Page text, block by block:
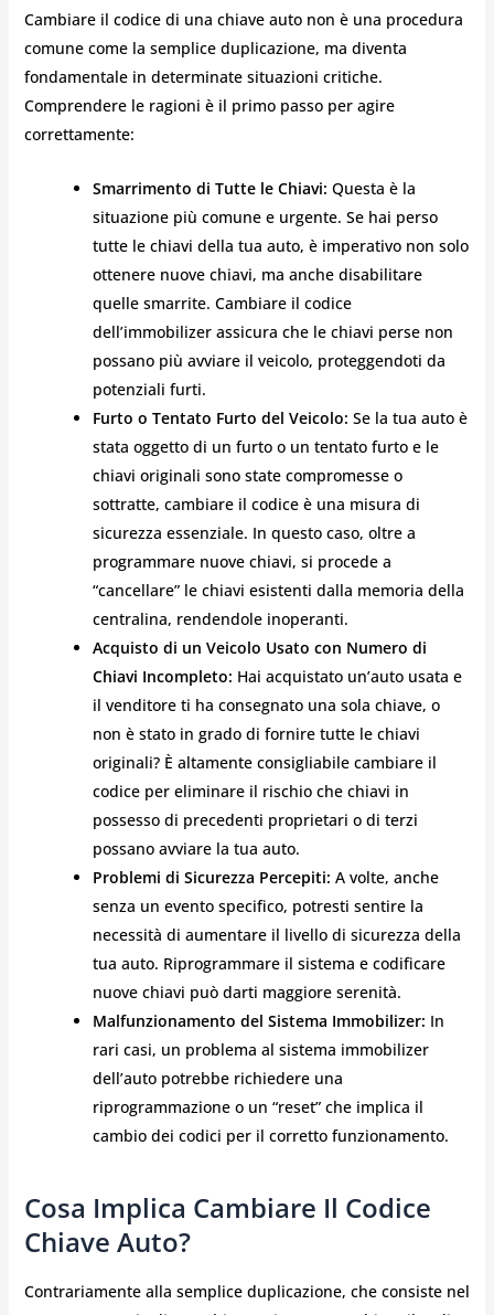
Cambiare il codice di una chiave auto non è una procedura
comune come la semplice duplicazione, ma diventa
fondamentale in determinate situazioni critiche.
Comprendere le ragioni è il primo passo per agire
correttamente:
Smarrimento di Tutte le Chiavi: Questa è la
situazione più comune e urgente. Se hai perso
tutte le chiavi della tua auto, è imperativo non solo
ottenere nuove chiavi, ma anche disabilitare
quelle smarrite. Cambiare il codice
dell’immobilizer assicura che le chiavi perse non
possano più avviare il veicolo, proteggendoti da
potenziali furti.
Furto o Tentato Furto del Veicolo: Se la tua auto è
stata oggetto di un furto o un tentato furto e le
chiavi originali sono state compromesse o
sottratte, cambiare il codice è una misura di
sicurezza essenziale. In questo caso, oltre a
programmare nuove chiavi, si procede a
“cancellare” le chiavi esistenti dalla memoria della
centralina, rendendole inoperanti.
Acquisto di un Veicolo Usato con Numero di
Chiavi Incompleto: Hai acquistato un’auto usata e
il venditore ti ha consegnato una sola chiave, o
non è stato in grado di fornire tutte le chiavi
originali? È altamente consigliabile cambiare il
codice per eliminare il rischio che chiavi in
possesso di precedenti proprietari o di terzi
possano avviare la tua auto.
Problemi di Sicurezza Percepiti: A volte, anche
senza un evento specifico, potresti sentire la
necessità di aumentare il livello di sicurezza della
tua auto. Riprogrammare il sistema e codificare
nuove chiavi può darti maggiore serenità.
Malfunzionamento del Sistema Immobilizer: In
rari casi, un problema al sistema immobilizer
dell’auto potrebbe richiedere una
riprogrammazione o un “reset” che implica il
cambio dei codici per il corretto funzionamento.
Cosa Implica Cambiare Il Codice
Chiave Auto?
Contrariamente alla semplice duplicazione, che consiste nel